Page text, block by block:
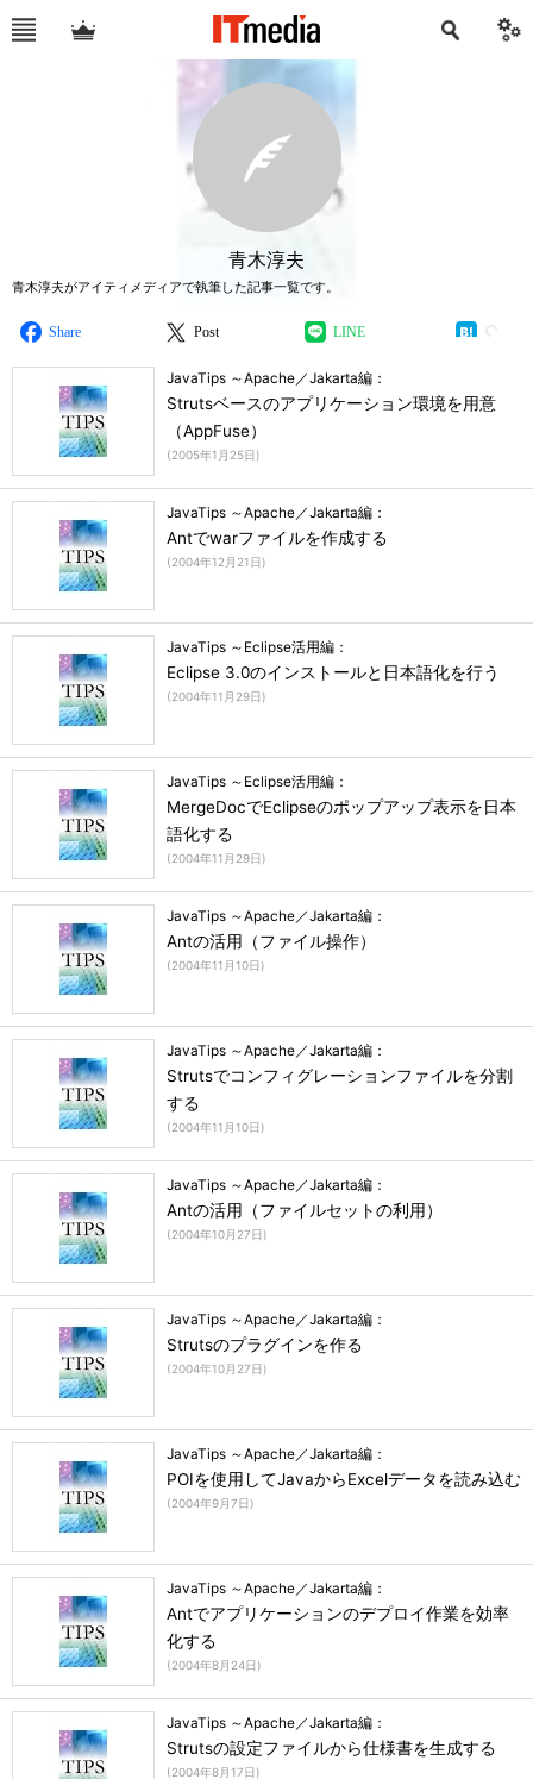
青木淳夫
青木淳夫がアイティメディアで執筆した記事一覧です。
Share Post LINE
JavaTips ～Apache／Jakarta編：
Strutsベースのアプリケーション環境を用意
（AppFuse）
(2005年1月25日)
JavaTips ～Apache／Jakarta編：
Antでwarファイルを作成する
(2004年12月21日)
JavaTips ～Eclipse活用編：
Eclipse 3.0のインストールと日本語化を行う
(2004年11月29日)
JavaTips ～Eclipse活用編：
MergeDocでEclipseのポップアップ表示を日本
語化する
(2004年11月29日)
JavaTips ～Apache／Jakarta編：
Antの活用（ファイル操作）
(2004年11月10日)
JavaTips ～Apache／Jakarta編：
Strutsでコンフィグレーションファイルを分割
する
(2004年11月10日)
JavaTips ～Apache／Jakarta編：
Antの活用（ファイルセットの利用）
(2004年10月27日)
JavaTips ～Apache／Jakarta編：
Strutsのプラグインを作る
(2004年10月27日)
JavaTips ～Apache／Jakarta編：
POIを使用してJavaからExcelデータを読み込む
(2004年9月7日)
JavaTips ～Apache／Jakarta編：
Antでアプリケーションのデプロイ作業を効率
化する
(2004年8月24日)
JavaTips ～Apache／Jakarta編：
Strutsの設定ファイルから仕様書を生成する
(2004年8月17日)